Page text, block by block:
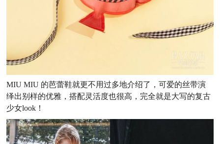
MIU MIU 的芭蕾鞋就更不用过多地介绍了，可爱的丝带演
绎出别样的优雅，搭配灵活度也很高，完全就是大写的复古
少女look！